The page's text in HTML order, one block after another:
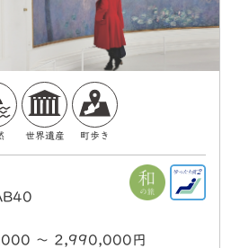
世界遺産 町歩き
〜 2,990,000円